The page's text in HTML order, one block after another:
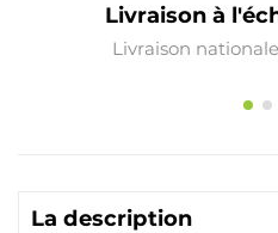
Livraison à
Livraison
La description